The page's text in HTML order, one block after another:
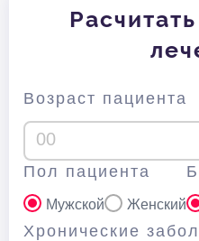
Возраст пациента
Пол пациента
Мужской Женский
Хронические